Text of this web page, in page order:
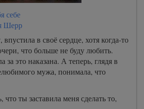
себе
Шерр
в своё сердце, хотя когда-то
что больше не буду любить.
за это наказана. А теперь, глядя в
мужа, понимала, что
ты заставила меня сделать то,